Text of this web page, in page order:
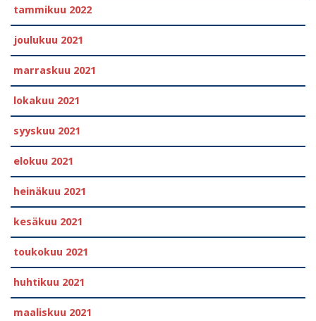
tammikuu 2022
joulukuu 2021
marraskuu 2021
lokakuu 2021
syyskuu 2021
elokuu 2021
heinäkuu 2021
kesäkuu 2021
toukokuu 2021
huhtikuu 2021
maaliskuu 2021